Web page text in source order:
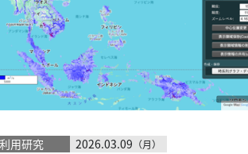
利用研究 2026.03.09 （月）